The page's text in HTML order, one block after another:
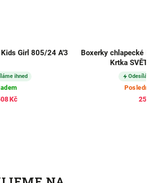
Girl 805/24 A'3
ihned
Kč
Boxerky chlapecké
Krtka